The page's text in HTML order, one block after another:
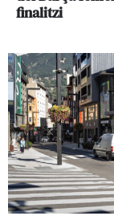
finalitzi